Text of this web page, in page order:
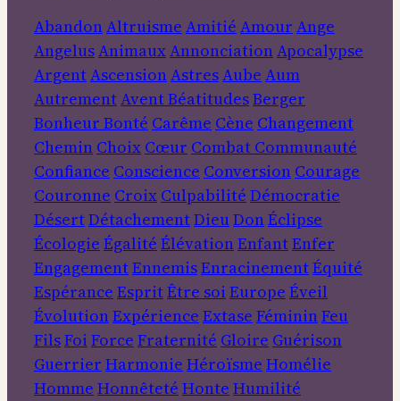
AbandonAltruisme Amitié Amour Ange
AngelusAnimauxAnnonciationApocalypse
ArgentAscensionAstresAube Aum
AutrementAventBéatitudesBerger
Bonheur Bonté Carême Cène Changement
Chemin Choix Cœur Combat Communauté
Confiance Conscience Conversion Courage
Couronne Croix Culpabilité Démocratie
DésertDétachementDieuDonÉclipse
Écologie Égalité ÉlévationEnfantEnfer
EngagementEnnemisEnracinementÉquité
Espérance EspritÊtre soi Europe Éveil
ÉvolutionExpérience Extase FémininFeu
FilsFoi Force Fraternité Gloire Guérison
Guerrier Harmonie Héroïsme Homélie
Homme Honnêteté Honte Humilité